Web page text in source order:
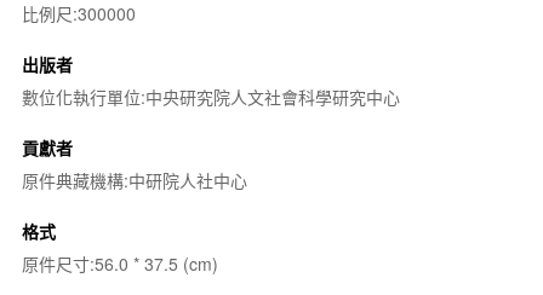
比例尺:300000
出版者
數位化執行單位:中央研究院人文社會科學研究中心
貢獻者
原件典藏機構:中研院人社中心
格式
原件尺寸:56.0 * 37.5 (cm)